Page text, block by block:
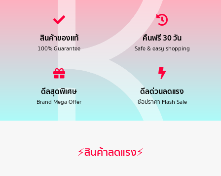
สินค้าของแท้
100% Guarantee
คืนฟรี 30 วัน
Safe & easy shopping
ดีลสุดพิเศษ
Brand Mega Offer
ดีลด่วนลดแรง
ช้อปราคา Flash Sale
⚡สินค้าลดแรง⚡